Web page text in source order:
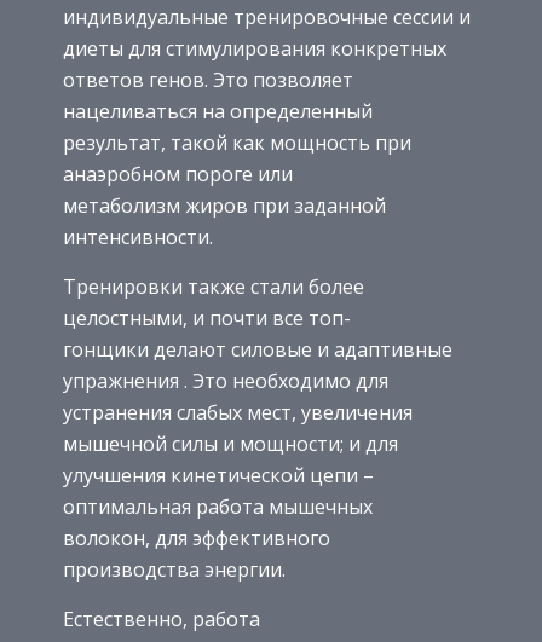
индивидуальные тренировочные сессии и
диеты для стимулирования конкретных
ответов генов. Это позволяет
нацеливаться на определенный
результат, такой как мощность при
анаэробном пороге или
метаболизм жиров при заданной
интенсивности.
Тренировки также стали более
целостными, и почти все топ-
гонщики делают силовые и адаптивные
упражнения . Это необходимо для
устранения слабых мест, увеличения
мышечной силы и мощности; и для
улучшения кинетической цепи –
оптимальная работа мышечных
волокон, для эффективного
производства энергии.
Естественно, работа